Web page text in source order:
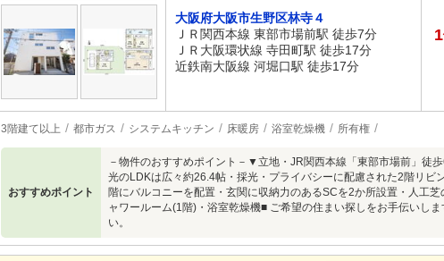
大阪府大阪市生野区林寺４
ＪＲ関西本線 東部市場前駅 徒歩7分
ＪＲ大阪環状線 寺田町駅 徒歩17分
近鉄南大阪線 河堀口駅 徒歩17分
3階建て以上 都市ガス システムキッチン 床暖房 浴室乾燥機 所有権
おすすめポイント
－物件のおすすめポイント－▼立地・JR関西本線「東部市場前」
光のLDKは広々約26.4帖・採光・プライバシーに配慮された2階リ
階にバルコニーを配置・玄関に収納力のあるSCを2か所設置・人工
ャワールーム(1階)・浴室乾燥機■ ご希望の住まい探しをお手伝い
い。